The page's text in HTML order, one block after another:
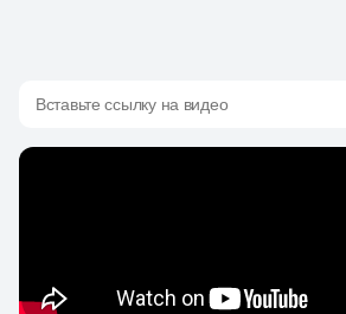
Вставьте ссылку на видео